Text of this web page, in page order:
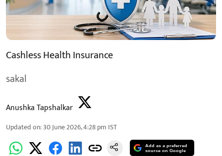
Cashless Health Insurance
sakal
Anushka Tapshalkar
Updated on:30 June 2026, 4:28 pm IST
Add as a preferred
source on Google